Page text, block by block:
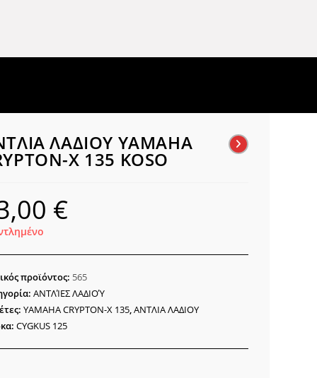
ΛΑΔΙΟΥ YAMAHA
X 135 KOSO
€
προϊόντος: 565
ΑΝΤΛΊΕΣ ΛΑΔΙΟΎ
YAMAHA CRYPTON-X 135,ΑΝΤΛΙΑ ΛΑΔΙΟΥ
CYGKUS 125